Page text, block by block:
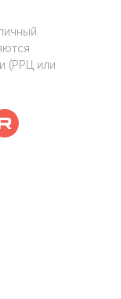
(РРЦ или